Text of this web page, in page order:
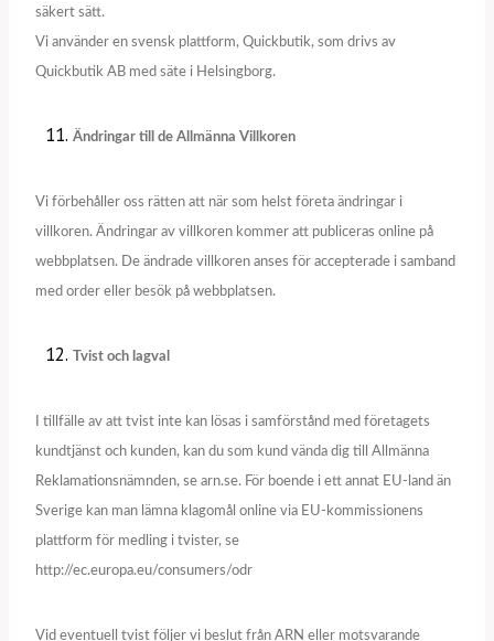
säkert sätt.
Vi använder en svensk plattform, Quickbutik, som drivs av
Quickbutik AB med säte i Helsingborg.
Ändringar till de Allmänna Villkoren
Vi förbehåller oss rätten att när som helst företa ändringar i
villkoren. Ändringar av villkoren kommer att publiceras online på
webbplatsen. De ändrade villkoren anses för accepterade i samband
med order eller besök på webbplatsen.
Tvist och lagval
I tillfälle av att tvist inte kan lösas i samförstånd med företagets
kundtjänst och kunden, kan du som kund vända dig till Allmänna
Reklamationsnämnden, se arn.se. För boende i ett annat EU-land än
Sverige kan man lämna klagomål online via EU-kommissionens
plattform för medling i tvister, se
http://ec.europa.eu/consumers/odr
Vid eventuell tvist följer vi beslut från ARN eller motsvarande